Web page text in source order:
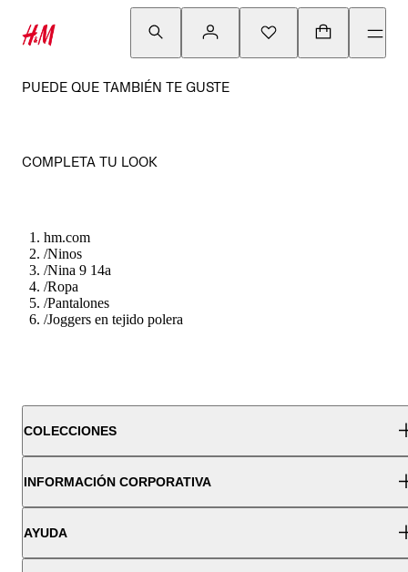
PUEDE QUE TAMBIÉN TE GUSTE
COMPLETA TU LOOK
hm.com
/Ninos
/Nina 9 14a
/Ropa
/Pantalones
/Joggers en tejido polera
COLECCIONES
INFORMACIÓN CORPORATIVA
AYUDA